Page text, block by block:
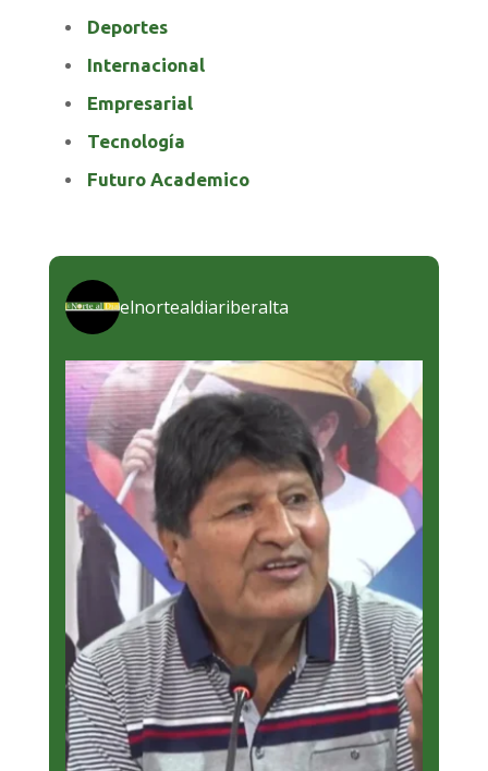
Deportes
Internacional
Empresarial
Tecnología
Futuro Academico
elnortealdiariberalta